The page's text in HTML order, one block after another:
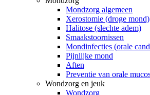
Mondzorg algemeen
Xerostomie (droge mond)
Halitose (slechte adem)
Smaakstoornissen
Mondinfecties (orale
Pijnlijke mond
Aften
Preventie van orale
Wondzorg en jeuk
Wondzorg